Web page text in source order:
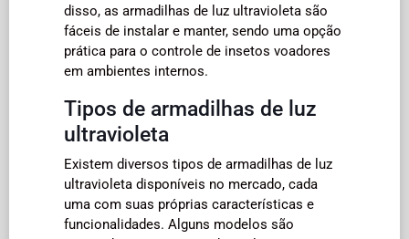
disso, as armadilhas de luz ultravioleta são
fáceis de instalar e manter, sendo uma opção
prática para o controle de insetos voadores
em ambientes internos.
Tipos de armadilhas de luz
ultravioleta
Existem diversos tipos de armadilhas de luz
ultravioleta disponíveis no mercado, cada
uma com suas próprias características e
funcionalidades. Alguns modelos são